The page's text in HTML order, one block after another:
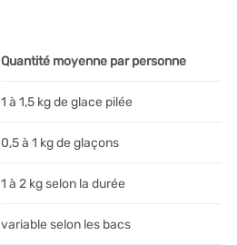
Quantité moyenne par personne
1 à 1,5 kg de glace pilée
0,5 à 1 kg de glaçons
1 à 2 kg selon la durée
variable selon les bacs